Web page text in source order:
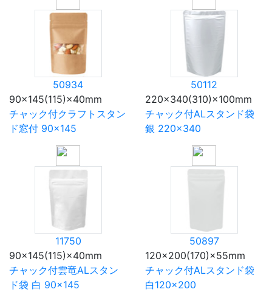
50934
90×145(115)×40mm
チャック付クラフトスタン
ド窓付 90×145
50112
220×340(310)×100mm
チャック付ALスタンド袋
銀 220×340
11750
90×145(115)×40mm
チャック付雲竜ALスタン
ド袋 白 90×145
50897
120×200(170)×55mm
チャック付ALスタンド袋
白120×200